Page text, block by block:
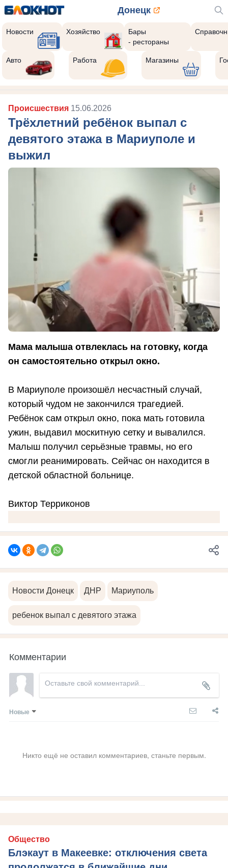
Донецк
Новости Хозяйство
Бары
- рестораны
Авто Работа Магазины
Происшествия 15.06.2026
Трёхлетний ребёнок выпал с
девятого этажа в Мариуполе и
выжил
Мама малыша отвлеклась на готовку, когда
он самостоятельно открыл окно.
В Мариуполе произошёл несчастный случай,
который чудом не закончился трагедией.
Ребёнок сам открыл окно, пока мать готовила
ужин, выдавил москитную сетку и вывалился.
Малыш получил серьёзные травмы, но его
смогли реанимировать. Сейчас он находится в
детской областной больнице.
Виктор Терриконов
Новости Донецк ДНР Мариуполь
ребенок выпал с девятого этажа
Комментарии
Новые
Никто ещё не оставил комментариев, станьте первым.
Общество
Блэкаут в Макеевке: отключения света